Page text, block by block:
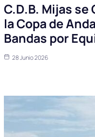
C.D.B. Mijas se
la Copa de
Bandas por
28 Junio 2026